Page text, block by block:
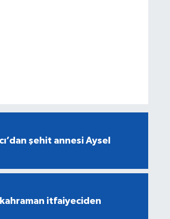
şehit annesi Aysel
itfaiyeciden